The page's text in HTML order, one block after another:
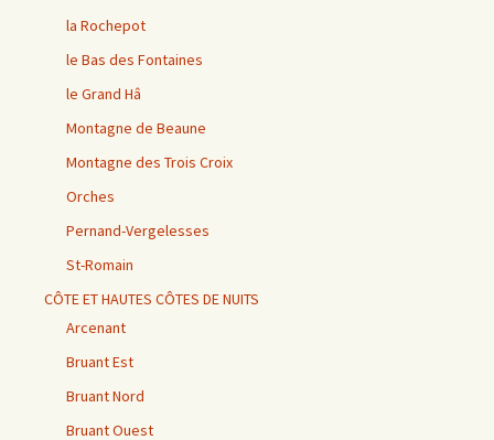
la Rochepot
le Bas des Fontaines
le Grand Hâ
Montagne de Beaune
Montagne des Trois Croix
Orches
Pernand-Vergelesses
St-Romain
CÔTE ET HAUTES CÔTES DE NUITS
Arcenant
Bruant Est
Bruant Nord
Bruant Ouest